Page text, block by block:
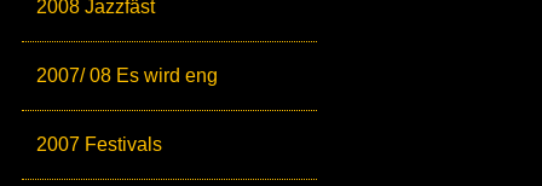
2008 Jazzfäst
2007/ 08 Es wird eng
2007 Festivals